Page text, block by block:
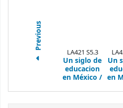
Previous LA421 S5.3
Un siglo de
educacion
en México /
Un
en